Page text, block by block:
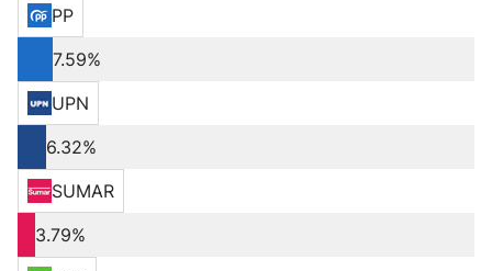
PP
7.59%
UPN
6.32%
SUMAR
3.79%